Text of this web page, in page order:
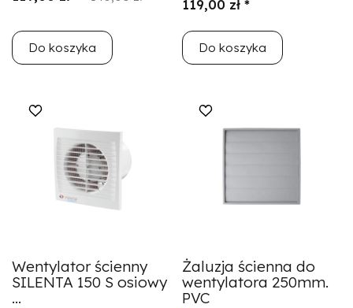
Do koszyka
119,00 zł *
Do koszyka
Wentylator ścienny
SILENTA 150 S osiowy
...
Żaluzja ścienna do
wentylatora 250mm.
PVC